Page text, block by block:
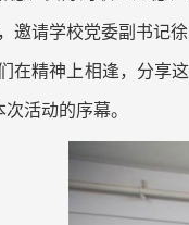
邀请学校党委副书记
在精神上相逢，分享
活动的序幕。